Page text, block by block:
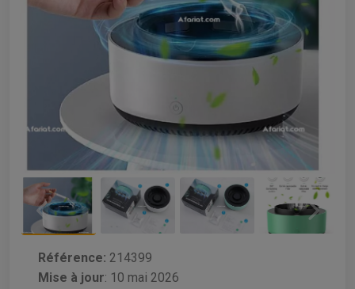
Référence: 214399
Mise à jour: 10 mai 2026